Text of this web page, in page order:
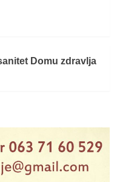
Domu zdravlja